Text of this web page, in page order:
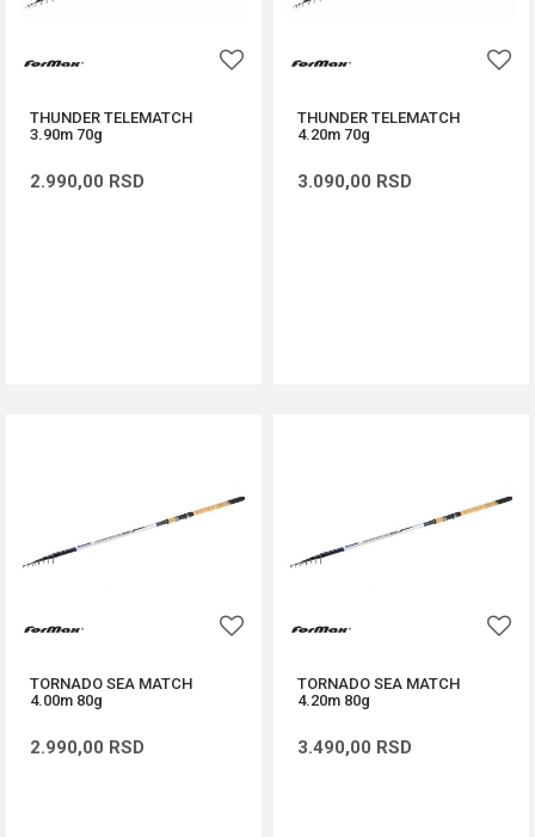
THUNDER TELEMATCH
3.90m 70g
2.990,00 RSD
THUNDER TELEMATCH
4.20m 70g
3.090,00 RSD
TORNADO SEA MATCH
4.00m 80g
2.990,00 RSD
TORNADO SEA MATCH
4.20m 80g
3.490,00 RSD